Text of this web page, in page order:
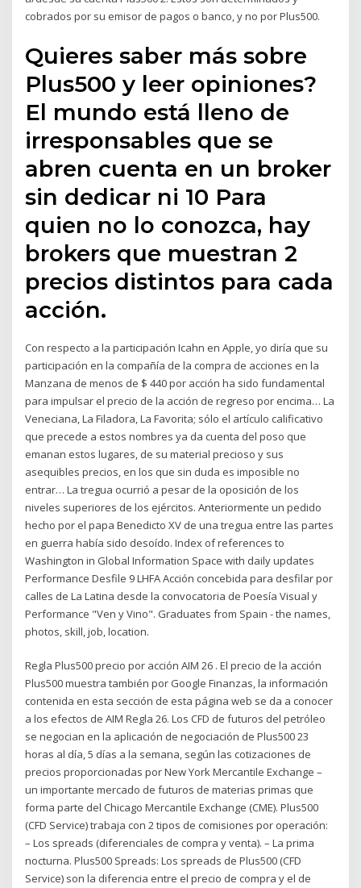
cobrados por su emisor de pagos o banco, y no por Plus500.
Quieres saber más sobre
Plus500 y leer opiniones?
El mundo está lleno de
irresponsables que se
abren cuenta en un broker
sin dedicar ni 10 Para
quien no lo conozca, hay
brokers que muestran 2
precios distintos para cada
acción.
Con respecto a la participación Icahn en Apple, yo diría que su
participación en la compañía de la compra de acciones en la
Manzana de menos de $ 440 por acción ha sido fundamental
para impulsar el precio de la acción de regreso por encima… La
Veneciana, La Filadora, La Favorita; sólo el artículo calificativo
que precede a estos nombres ya da cuenta del poso que
emanan estos lugares, de su material precioso y sus
asequibles precios, en los que sin duda es imposible no
entrar… La tregua ocurrió a pesar de la oposición de los
niveles superiores de los ejércitos. Anteriormente un pedido
hecho por el papa Benedicto XV de una tregua entre las partes
en guerra había sido desoído. Index of references to
Washington in Global Information Space with daily updates
Performance Desfile 9 LHFA Acción concebida para desfilar por
calles de La Latina desde la convocatoria de Poesía Visual y
Performance "Ven y Vino". Graduates from Spain - the names,
photos, skill, job, location.
Regla Plus500 precio por acción AIM 26 . El precio de la acción
Plus500 muestra también por Google Finanzas, la información
contenida en esta sección de esta página web se da a conocer
a los efectos de AIM Regla 26. Los CFD de futuros del petróleo
se negocian en la aplicación de negociación de Plus500 23
horas al día, 5 días a la semana, según las cotizaciones de
precios proporcionadas por New York Mercantile Exchange –
un importante mercado de futuros de materias primas que
forma parte del Chicago Mercantile Exchange (CME). Plus500
(CFD Service) trabaja con 2 tipos de comisiones por operación:
– Los spreads (diferenciales de compra y venta). – La prima
nocturna. Plus500 Spreads: Los spreads de Plus500 (CFD
Service) son la diferencia entre el precio de compra y el de